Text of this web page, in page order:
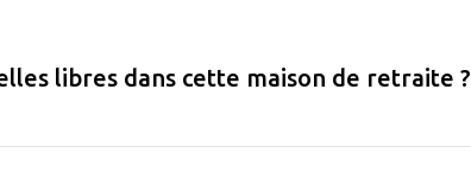
libres dans cette maison de retraite ?